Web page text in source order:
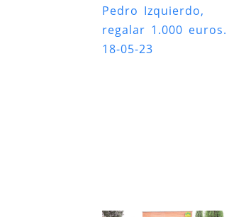
Pedro Izquierdo,
regalar 1.000 euros.
18-05-23